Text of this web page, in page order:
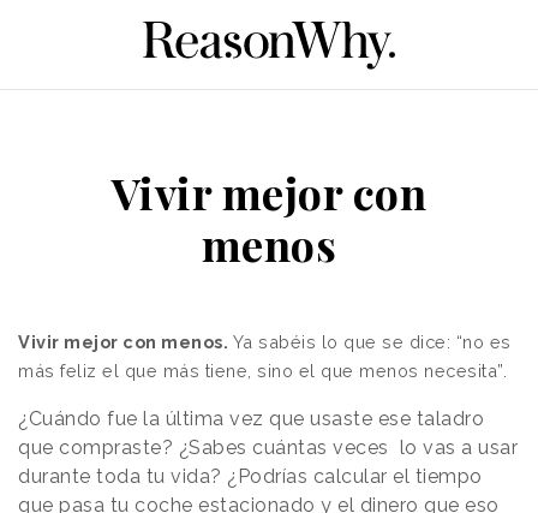
Vivir mejor con
menos
Vivir mejor con menos. Ya sabéis lo que se dice: “no es
más feliz el que más tiene, sino el que menos necesita”.
¿Cuándo fue la última vez que usaste ese taladro
que compraste? ¿Sabes cuántas veces lo vas a usar
durante toda tu vida? ¿Podrías calcular el tiempo
que pasa tu coche estacionado y el dinero que eso